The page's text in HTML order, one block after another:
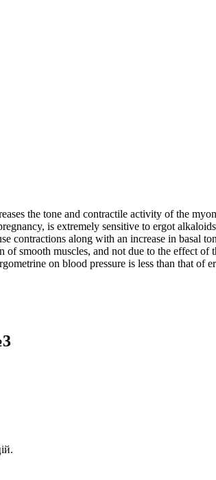
the tone and contractile activity of the
is extremely sensitive to ergot
along with an increase in basal
smooth muscles, and not due to the effect
on blood pressure is less than that of